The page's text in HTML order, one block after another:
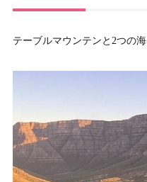
テーブルマウンテンと2つの